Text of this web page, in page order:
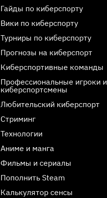
Гайды по киберспорту
Вики по киберспорту
Турниры по киберспорту
Прогнозы на киберспорт
Киберспортивные команды
Профессиональные игроки и
киберспортсмены
Любительский киберспорт
Стриминг
Технологии
Аниме и манга
Фильмы и сериалы
Пополнить Steam
Калькулятор сенсы